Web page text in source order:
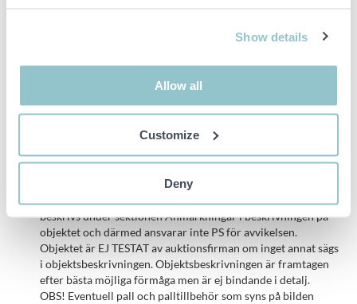
Show details
Allow all
Customize
Deny
Önskas frakt ta kontakt med säljare.
Viktig info
Buden är bindande och serviceavgiften debiteras på alla
objekt. Eventuella avvikelser från likvärdiga begagnade varor
beskrivs under sektionen Anmärkningar i beskrivningen på
objektet och därmed ansvarar inte PS för avvikelsen.
Objektet är EJ TESTAT av auktionsfirman om inget annat sägs
i objektsbeskrivningen. Objektsbeskrivningen är framtagen
efter bästa möjliga förmåga men är ej bindande i detalj.
OBS! Eventuell pall och palltillbehör som syns på bilden